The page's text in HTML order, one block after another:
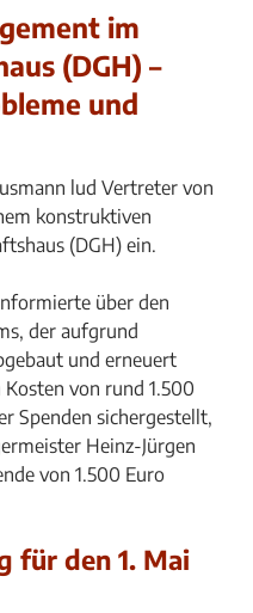
im
(DGH) –
und
lud Vertreter von
konstruktiven
(DGH) ein.
über den
der aufgrund
und erneuert
von rund 1.500
Spenden sichergestellt,
Heinz-Jürgen
von 1.500 Euro
für den 1. Mai